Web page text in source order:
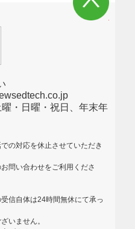
曜・日曜・祝日、年末年
の対応を休止させていただき
問い合わせをご利用くださ
信自体は24時間無休にて承っ
いません。